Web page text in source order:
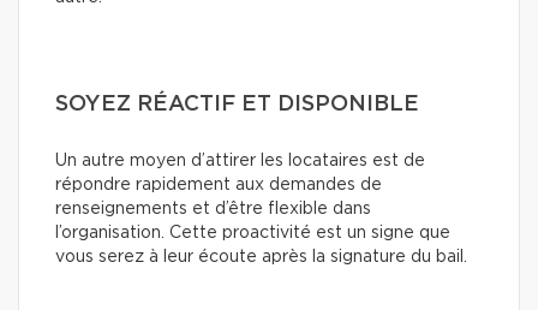
SOYEZ RÉACTIF ET DISPONIBLE
Un autre moyen d’attirer les locataires est de
répondre rapidement aux demandes de
renseignements et d’être flexible dans
l’organisation. Cette proactivité est un signe que
vous serez à leur écoute après la signature du bail.